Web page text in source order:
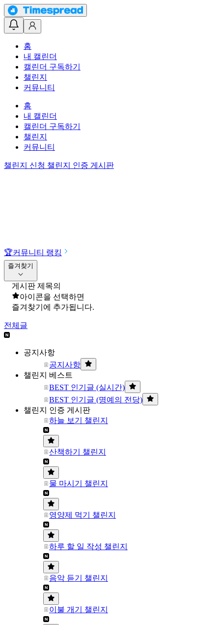
홈
내 캘린더
캘린더 구독하기
챌린지
커뮤니티
홈
내 캘린더
캘린더 구독하기
챌린지
커뮤니티
챌린지 신청 챌린지 인증 게시판
🏆커뮤니티 랭킹
즐겨찾기
게시판 제목의
아이콘을 선택하면
즐겨찾기에 추가됩니다.
전체글
공지사항
공지사항
챌린지 베스트
BEST 인기글 (실시간)
BEST 인기글 (명예의 전당)
챌린지 인증 게시판
하늘 보기 챌린지
산책하기 챌린지
물 마시기 챌린지
영양제 먹기 챌린지
하루 할 일 작성 챌린지
음악 듣기 챌린지
이불 개기 챌린지